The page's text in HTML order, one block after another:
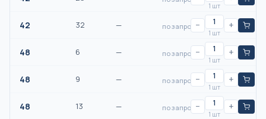
1 шт
42 32 — по запросу−
1 шт
+
48 6 — по запросу−
1 шт
+
48 9 — по запросу−
1 шт
+
48 13 — по запросу−
1 шт
+